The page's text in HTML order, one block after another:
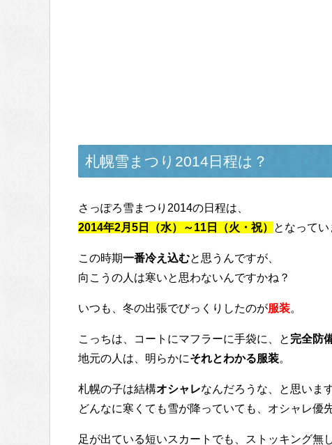
札幌雪まつり2014日程は？
さっぽろ雪まつり2014の日程は、
2014年2月5日（水）～11日（火・祝）
となってい
この時期一番冷え込むと思うんですが、
向こうの人は寒いと思わないんですかね？
いつも、冬の出張でびっくりしたのが服装。
こっちは、コートにマフラーに手袋に、と 完全防
地元の人は、明らかにそれとわかる服装。
札幌の子は結構オシャレなんだろうな、と思いま
どんなに寒くても雪が降っていても、オシャレ優
足が出ている短いスカートでも、ストッキング無